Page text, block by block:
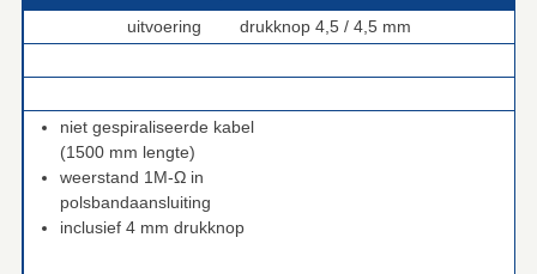
uitvoering drukknop 4,5 / 4,5 mm
niet gespiraliseerde kabel
(1500 mm lengte)
weerstand 1M-Ω in
polsbandaansluiting
inclusief 4 mm drukknop